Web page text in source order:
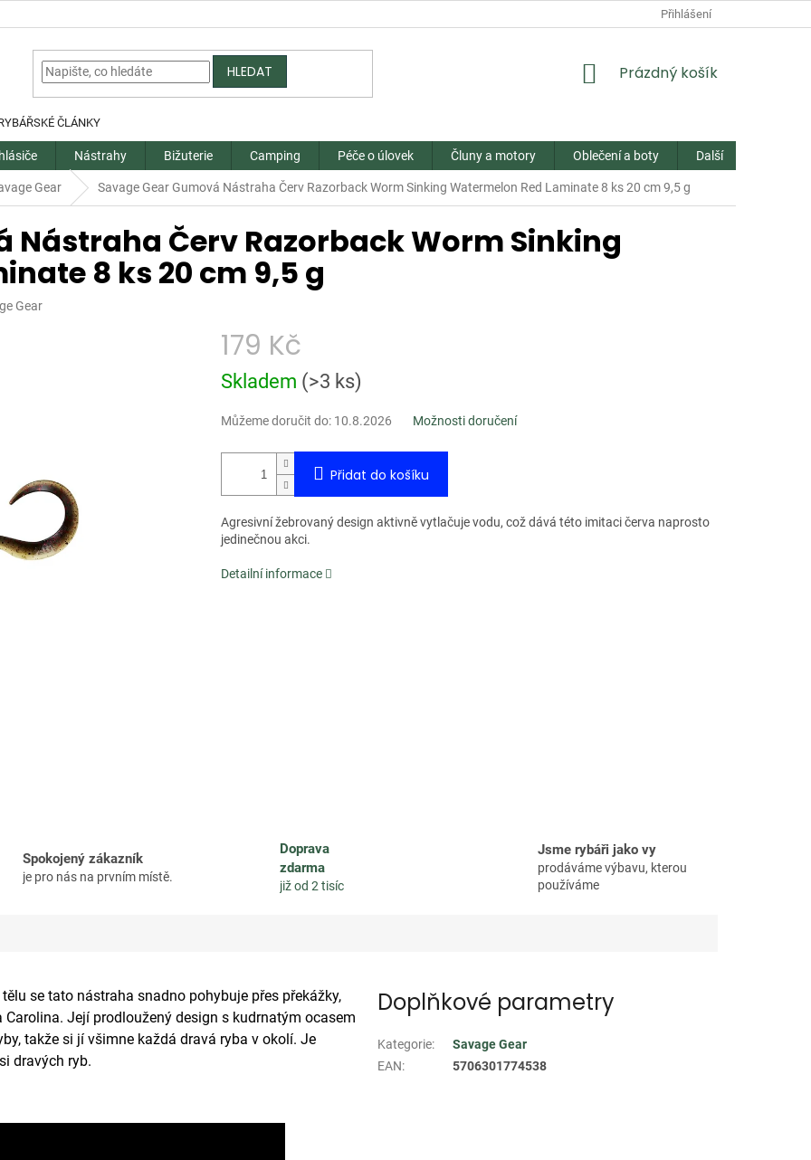
ČLÁNKY
Přihlášení
HLEDAT
NÁKUPNÍ
Prázdný košík
Nástrahy Bižuterie Camping Péče o úlovek Čluny a motory Oblečení a boty Další
Gear Savage Gear Gumová Nástraha Červ Razorback Worm Sinking Watermelon Red Laminate 8 ks 20 cm 9,5 g
Nástraha Červ Razorback Worm Sinking
8 ks 20 cm 9,5 g
Gear
179 Kč
Měrná
cena:
Skladem (>3 ks)
Můžeme doručit do: 10.8.2026 Možnosti doručení
Přidat do košíku
Agresivní žebrovaný design aktivně vytlačuje vodu, což dává této imitaci červa naprosto
jedinečnou akci.
Detailní informace
Spokojený zákazník
je pro nás na prvním místě.
Doprava
zdarma
již od 2 tisíc
Jsme rybáři jako vy
prodáváme výbavu, kterou
používáme
se tato nástraha snadno pohybuje přes překážky,
Její prodloužený design s kudrnatým ocasem
takže si jí všimne každá dravá ryba v okolí. Je
dravých ryb.
Doplňkové parametry
Kategorie:
Savage Gear
EAN: 5706301774538